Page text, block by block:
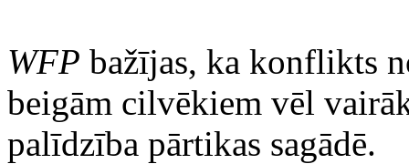
WFP bažījas, ka konflikts
beigām cilvēkiem vēl
palīdzība pārtikas sagādē.